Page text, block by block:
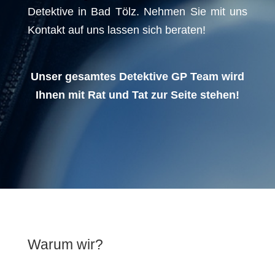
Detektive in Bad Tölz. Nehmen Sie mit uns
Kontakt auf uns lassen sich beraten!
Unser gesamtes Detektive GP Team wird
Ihnen mit Rat und Tat zur Seite stehen!
Warum wir?